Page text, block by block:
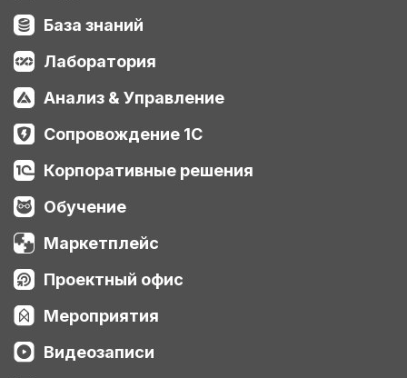
База знаний
Лаборатория
Анализ & Управление
Сопровождение 1С
Корпоративные решения
Обучение
Маркетплейс
Проектный офис
Мероприятия
Видеозаписи